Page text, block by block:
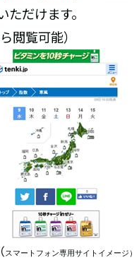
だけます。
閲覧可能）
（スマートフォン専用サイトイメージ）